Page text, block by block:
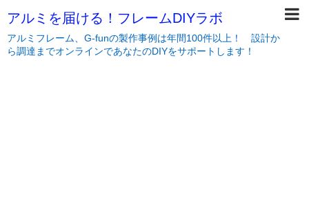
アルミを届ける！フレームDIYラボ
アルミフレーム、G-funの製作事例は年間100件以上！ 設計か
ら調達までオンラインであなたのDIYをサポートします！